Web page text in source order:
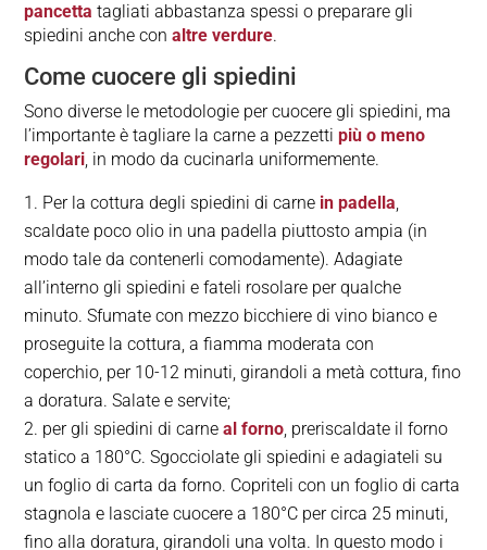
pancettatagliati abbastanza spessi o preparare gli
spiedini anche conaltre verdure.
Come cuocere gli spiedini
Sono diverse le metodologie per cuocere gli spiedini, ma
l’importante è tagliare la carne a pezzettipiù o meno
regolari, in modo da cucinarla uniformemente.
Per la cottura degli spiedini di carne in padella,
scaldate poco olio in una padella piuttosto ampia (in
modo tale da contenerli comodamente). Adagiate
all’interno gli spiedini e fateli rosolare per qualche
minuto. Sfumate con mezzo bicchiere di vino bianco e
proseguite la cottura, a fiamma moderata con
coperchio, per 10-12 minuti, girandoli a metà cottura, fino
a doratura. Salate e servite;
per gli spiedini di carneal forno, preriscaldate il forno
statico a 180°C. Sgocciolate gli spiedini e adagiateli su
un foglio di carta da forno. Copriteli con un foglio di carta
stagnola e lasciate cuocere a 180°C per circa 25 minuti,
fino alla doratura, girandoli una volta. In questo modo i